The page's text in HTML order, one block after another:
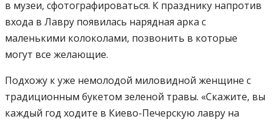
в музеи, сфотографироваться. К празднику напротив
входа в Лавру появилась нарядная арка с
маленькими колоколами, позвонить в которые
могут все желающие.
Подхожу к уже немолодой миловидной женщине с
традиционным букетом зеленой травы. «Скажите, вы
каждый год ходите в Киево-Печерскую лавру на